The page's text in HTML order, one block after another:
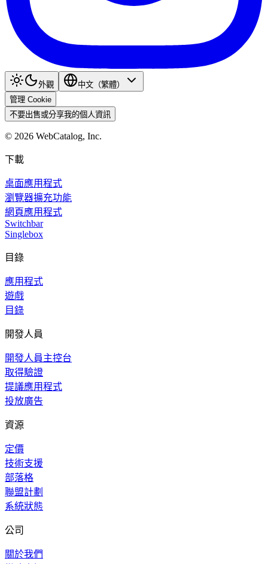
外觀
中文（繁體）
管理 Cookie
不要出售或分享我的個人資訊
© 2026 WebCatalog, Inc.
下載
桌面應用程式
瀏覽器擴充功能
網頁應用程式
Switchbar
Singlebox
目錄
應用程式
遊戲
目錄
開發人員
開發人員主控台
取得驗證
提議應用程式
投放廣告
資源
定價
技術支援
部落格
聯盟計劃
系統狀態
公司
關於我們